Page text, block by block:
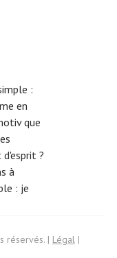
:
en
que
?
à
: je
réservés. | Légal |